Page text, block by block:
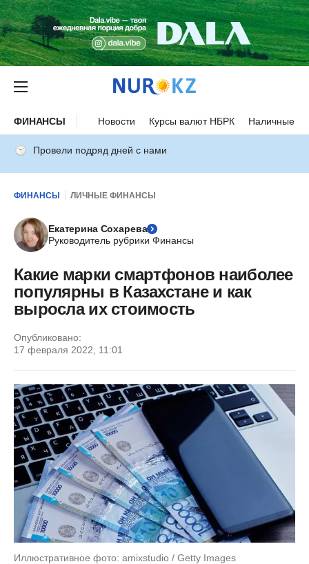
ФИНАНСЫ Новости Курсы валют НБРК Наличные
Провели подряд дней с нами
ФИНАНСЫ ЛИЧНЫЕ ФИНАНСЫ
Екатерина Сохарева
Руководитель рубрики Финансы
Какие марки смартфонов наиболее
популярны в Казахстане и как
выросла их стоимость
Опубликовано:
17 февраля 2022, 11:01
Иллюстративное фото: amixstudio / Getty Images